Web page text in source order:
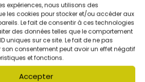
expériences, nous utilisons des
les cookies pour stocker et/ou accéder aux
Le fait de consentir à ces technologies
des données telles que le comportement
uniques sur ce site. Le fait de ne pas
son consentement peut avoir un effet négatif
et fonctions.
Accepter